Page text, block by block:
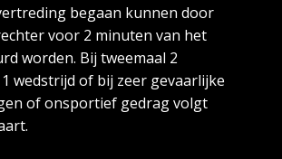
begaan kunnen door
voor 2 minuten van het
worden. Bij tweemaal 2
wedstrijd of bij zeer gevaarlijke
of onsportief gedrag volgt